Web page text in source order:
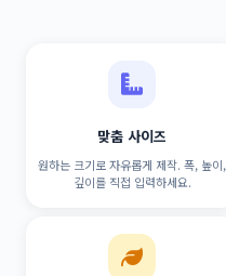
맞춤 사이즈
원하는 크기로 자유롭게 제작. 폭, 높이,
깊이를 직접 입력하세요.